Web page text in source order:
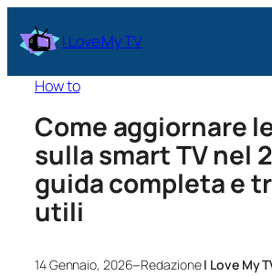
I Love My TV
How to
Come aggiornare
sulla smart TV nel
guida completa e
utili
14 Gennaio, 2026–RedazioneI Love My